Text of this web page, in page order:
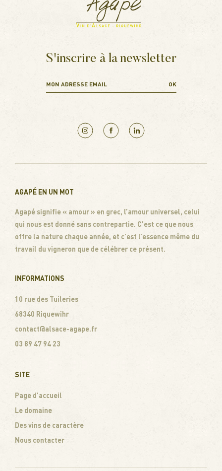
S'inscrire à la newsletter
AGAPÉ EN UN MOT
Agapé signifie « amour » en grec, l’amour universel, celui
qui nous est donné sans contrepartie. C’est ce que nous
offre la nature chaque année, et c’est l’essence même du
travail du vigneron que de célébrer ce présent.
INFORMATIONS
10 rue des Tuileries
68340 Riquewihr
contact@alsace-agape.fr
03 89 47 94 23
SITE
Page d’accueil
Le domaine
Des vins de caractère
Nous contacter